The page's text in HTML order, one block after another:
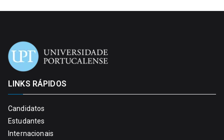
LINKS RÁPIDOS
Candidatos
Estudantes
Internacionais